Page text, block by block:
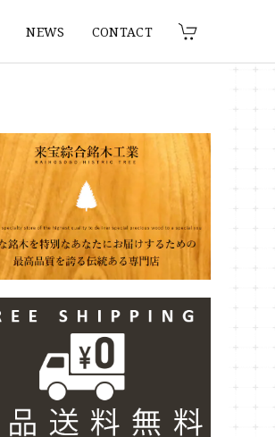
NEWS CONTACT